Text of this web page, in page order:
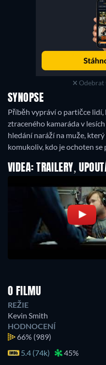
Odebrat
SYNOPSE
Příběh vypráví o partičce
ztraceného kamaráda v
hledání naráží na muže,
komukoliv, kdo je ochoten se
VIDEA: TRAILERY,
O FILMU
REŽIE
Kevin Smith
HODNOCENÍ
66% (989)
5.4 (74k)
45%